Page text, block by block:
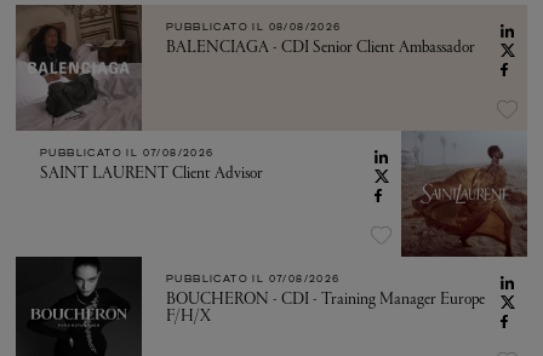
PUBBLICATO IL 08/08/2026
BALENCIAGA - CDI Senior Client Ambassador
PUBBLICATO IL 07/08/2026
SAINT LAURENT Client Advisor
PUBBLICATO IL 07/08/2026
BOUCHERON - CDI - Training Manager Europe
F/H/X